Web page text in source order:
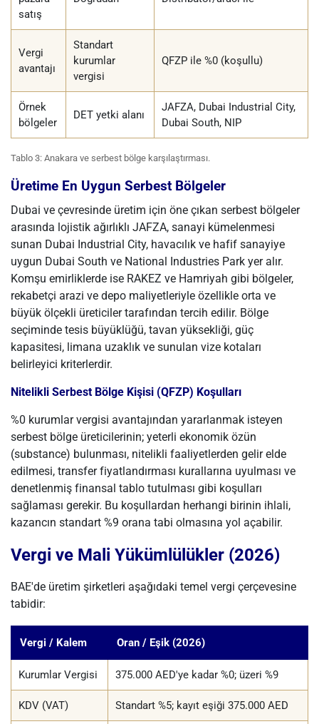
satış
Vergi
avantajı
Standart
kurumlar
vergisi
QFZP ile %0 (koşullu)
Örnek
bölgeler
DET yetki alanı
JAFZA, Dubai Industrial City,
Dubai South, NIP
Tablo 3: Anakara ve serbest bölge karşılaştırması.
Üretime En Uygun Serbest Bölgeler
Dubai ve çevresinde üretim için öne çıkan serbest bölgeler
arasında lojistik ağırlıklı JAFZA, sanayi kümelenmesi
sunan Dubai Industrial City, havacılık ve hafif sanayiye
uygun Dubai South ve National Industries Park yer alır.
Komşu emirliklerde ise RAKEZ ve Hamriyah gibi bölgeler,
rekabetçi arazi ve depo maliyetleriyle özellikle orta ve
büyük ölçekli üreticiler tarafından tercih edilir. Bölge
seçiminde tesis büyüklüğü, tavan yüksekliği, güç
kapasitesi, limana uzaklık ve sunulan vize kotaları
belirleyici kriterlerdir.
Nitelikli Serbest Bölge Kişisi (QFZP) Koşulları
%0 kurumlar vergisi avantajından yararlanmak isteyen
serbest bölge üreticilerinin; yeterli ekonomik özün
(substance) bulunması, nitelikli faaliyetlerden gelir elde
edilmesi, transfer fiyatlandırması kurallarına uyulması ve
denetlenmiş finansal tablo tutulması gibi koşulları
sağlaması gerekir. Bu koşullardan herhangi birinin ihlali,
kazancın standart %9 orana tabi olmasına yol açabilir.
Vergi ve Mali Yükümlülükler (2026)
BAE'de üretim şirketleri aşağıdaki temel vergi çerçevesine
tabidir:
Vergi / Kalem Oran / Eşik (2026)
Kurumlar Vergisi 375.000 AED'ye kadar %0; üzeri %9
KDV (VAT) Standart %5; kayıt eşiği 375.000 AED